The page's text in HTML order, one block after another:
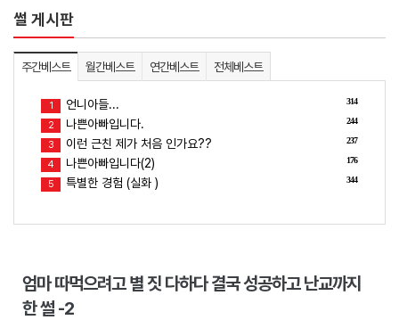
썰 게시판
주간베스트 월간베스트 연간베스트 전체베스트
314
1 언니아들...
244
2 나쁜아빠입니다.
237
3 이런 근친 제가 처음 인가요??
176
4 나쁜아빠입니다(2)
344
5 특별한 경험 (실화 )
엄마 따먹으려고 별 짓 다하다 결국 성공하고 난교까지
한 썰 -2